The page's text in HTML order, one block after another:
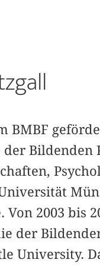
BMBF
Bildenden
2003 bis
der
University.